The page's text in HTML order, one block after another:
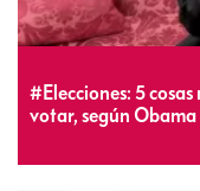
#Elecciones: 5
votar, según Obama